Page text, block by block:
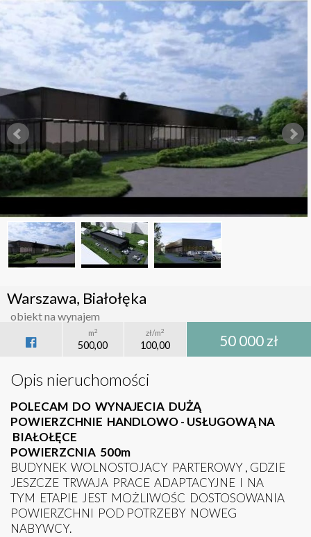
Warszawa, Białołęka
obiekt na wynajem
m2
500,00
zł/m2
100,00 50 000 zł
Opis nieruchomości
POLECAM DO WYNAJECIA DUŻĄ
POWIERZCHNIE HANDLOWO - USŁUGOWĄ NA
BIAŁOŁĘCE
POWIERZCNIA 500m
BUDYNEK WOLNOSTOJACY PARTEROWY , GDZIE
JESZCZE TRWAJA PRACE ADAPTACYJNE I NA
TYM ETAPIE JEST MOŻLIWOŚC DOSTOSOWANIA
POWIERZCHNI POD POTRZEBY NOWEG
NABYWCY.